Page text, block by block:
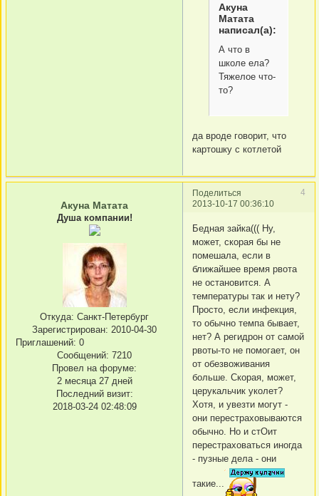
Акуна
Матата
написал(а):
А что в
школе ела?
Тяжелое что-
то?
да вроде говорит, что
картошку с котлетой
Поделиться
4
2013-10-17 00:36:10
Акуна Матата
Душа компании!
Откуда: Санкт-Петербург
Зарегистрирован: 2010-04-30
Приглашений: 0
Сообщений: 7210
Провел на форуме:
2 месяца 27 дней
Последний визит:
2018-03-24 02:48:09
Бедная зайка((( Ну,
может, скорая бы не
помешала, если в
ближайшее время рвота
не остановится. А
температуры так и нету?
Просто, если инфекция,
то обычно темпа бывает,
нет? А регидрон от самой
рвоты-то не помогает, он
от обезвоживания
больше. Скорая, может,
церукальчик уколет?
Хотя, и увезти могут -
они перестраховываются
обычно. Но и стОит
перестраховаться иногда
- пузные дела - они
такие...